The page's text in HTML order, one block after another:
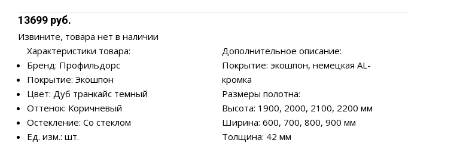
13699 руб.
Извините, товара нет в наличии
Характеристики товара:
Бренд: Профильдорс
Покрытие: Экошпон
Цвет: Дуб транкайс темный
Оттенок: Коричневый
Остекление: Со стеклом
Ед. изм.: шт.
Дополнительное описание:
Покрытие: экошпон, немецкая AL-
кромка
Размеры полотна:
Высота: 1900, 2000, 2100, 2200 мм
Ширина: 600, 700, 800, 900 мм
Толщина: 42 мм